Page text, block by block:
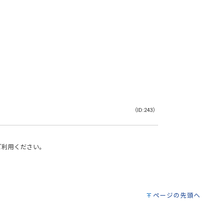
（ID:243）
用ください。
ページの先頭へ